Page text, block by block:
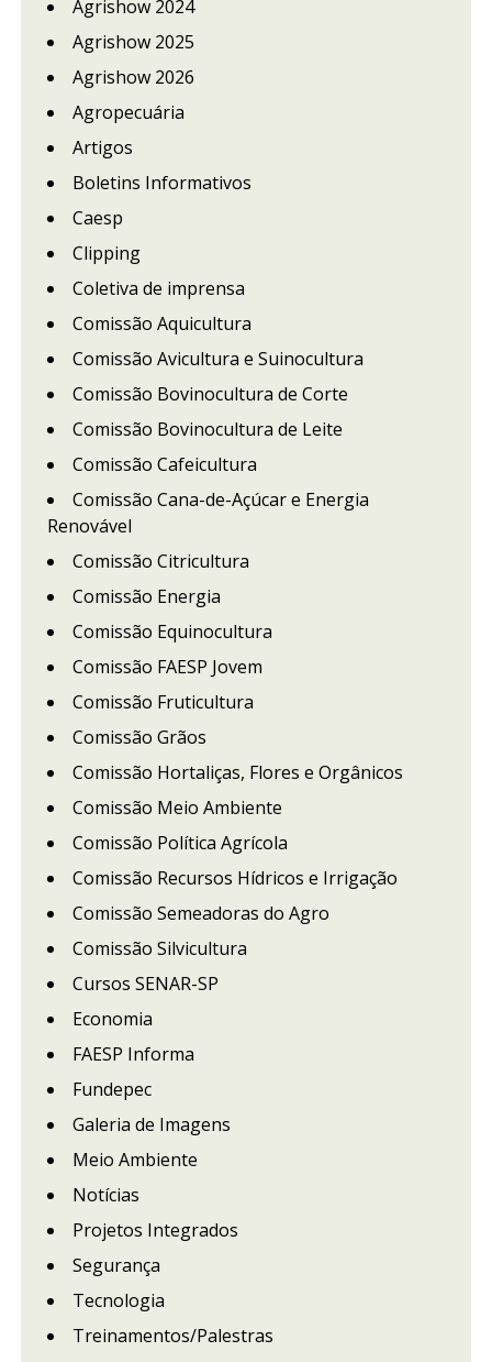
Agrishow 2024
Agrishow 2025
Agrishow 2026
Agropecuária
Artigos
Boletins Informativos
Caesp
Clipping
Coletiva de imprensa
Comissão Aquicultura
Comissão Avicultura e Suinocultura
Comissão Bovinocultura de Corte
Comissão Bovinocultura de Leite
Comissão Cafeicultura
Comissão Cana-de-Açúcar e Energia
Renovável
Comissão Citricultura
Comissão Energia
Comissão Equinocultura
Comissão FAESP Jovem
Comissão Fruticultura
Comissão Grãos
Comissão Hortaliças, Flores e Orgânicos
Comissão Meio Ambiente
Comissão Política Agrícola
Comissão Recursos Hídricos e Irrigação
Comissão Semeadoras do Agro
Comissão Silvicultura
Cursos SENAR-SP
Economia
FAESP Informa
Fundepec
Galeria de Imagens
Meio Ambiente
Notícias
Projetos Integrados
Segurança
Tecnologia
Treinamentos/Palestras